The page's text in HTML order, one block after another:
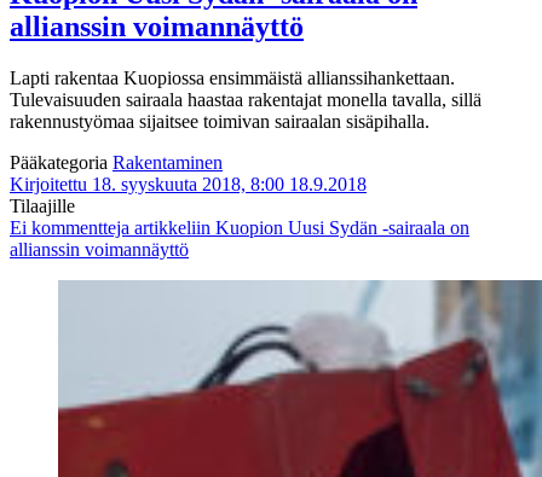
allianssin voimannäyttö
Lapti rakentaa Kuopiossa ensimmäistä allianssihankettaan.
Tulevaisuuden sairaala haastaa rakentajat monella tavalla, sillä
rakennustyömaa sijaitsee toimivan sairaalan sisäpihalla.
Pääkategoria Rakentaminen
Kirjoitettu 18. syyskuuta 2018, 8:00 18.9.2018
Tilaajille
Ei kommentteja artikkeliin Kuopion Uusi Sydän -sairaala on
allianssin voimannäyttö